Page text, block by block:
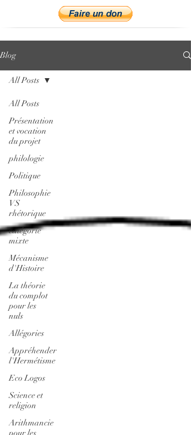
Blog
All Posts
Présentation
et vocation
du projet
philologie
Politique
Philosophie
VS
rhétorique
catégorie
mixte
Mécanisme
d'Histoire
La théorie
du complot
pour les
nuls
Allégories
Appréhender
l'Hermétisme
Eco Logos
Science et
religion
Arithmancie
pour les
All Posts